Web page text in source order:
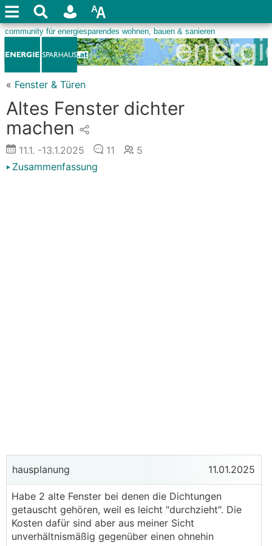
« Fenster & Türen
Altes Fenster dichter
machen
11.1. -13.1.2025 11
5
Zusammenfassung
hausplanung 11.01.2025
Habe 2 alte Fenster bei denen die Dichtungen
getauscht gehören, weil es leicht "durchzieht". Die
Kosten dafür sind aber aus meiner Sicht
unverhältnismäßig gegenüber einen ohnehin